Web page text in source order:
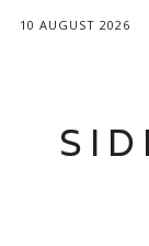
10 AUGUST 2026